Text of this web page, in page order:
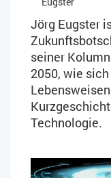
Jörg Eugster
seiner
2050, wie
Technologie.